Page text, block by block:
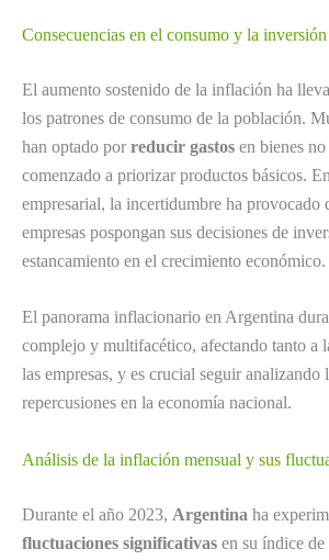
Consecuencias en el consumo y la inversión
El aumento sostenido de la inflación ha
los patrones de consumo de la población.
han optado por reducir gastos en bienes
comenzado a priorizar productos básicos.
empresarial, la incertidumbre ha provocado
empresas pospongan sus decisiones de
estancamiento en el crecimiento económico.
El panorama inflacionario en Argentina
complejo y multifacético, afectando tanto a
las empresas, y es crucial seguir analizando
repercusiones en la economía nacional.
Análisis de la inflación mensual y sus
Durante el año 2023, Argentina ha
fluctuaciones significativas en su índice de